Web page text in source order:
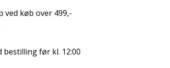
ved køb over 499,-
før kl. 12:00